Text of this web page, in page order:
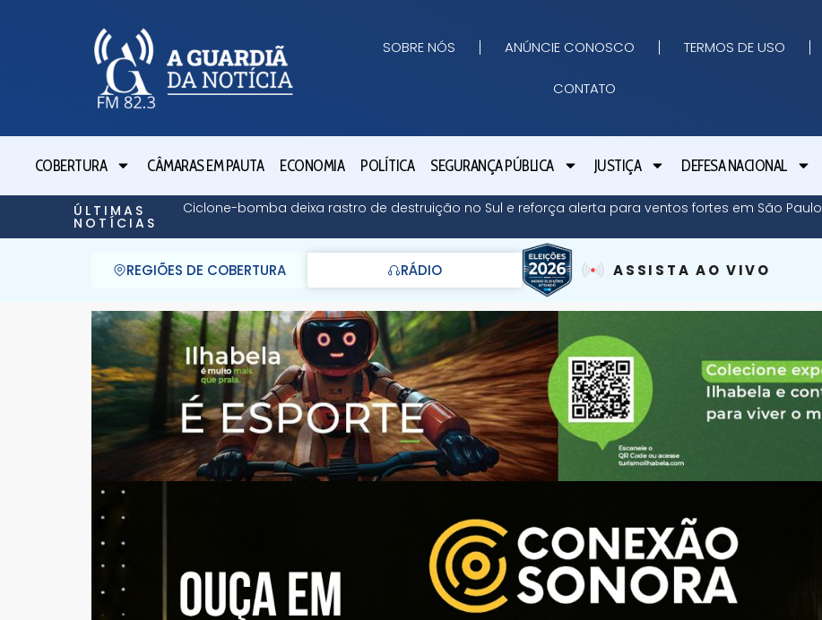
SOBRE NÓS ANÚNCIE CONOSCO TERMOS DE USO
CONTATO
COBERTURA CÂMARAS EM PAUTA ECONOMIA POLÍTICA SEGURANÇA PÚBLICA JUSTIÇA DEFESA NACIONAL
ÚLTIMAS
NOTÍCIAS
Ciclone-bomba deixa rastro de destruição no Sul e reforça alerta para ventos fortes em São Paulo
REGIÕES DE COBERTURA RÁDIO ASSISTA AO VIVO